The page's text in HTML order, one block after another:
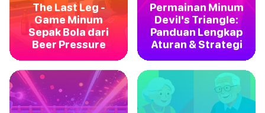
The Last Leg -
Game Minum
Sepak Bola dari
Beer Pressure
Permainan Minum
Devil's Triangle:
Panduan Lengkap
Aturan & Strategi